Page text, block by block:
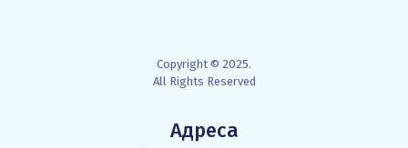
Copyright © 2025.
All Rights Reserved
Адреса